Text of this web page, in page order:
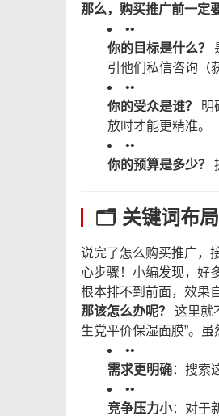
那么，购买推广前一定
••
你的目标是什么？
引他们私信咨询（
••
你的受众是谁？
放时才能更精准。
••
你的预算是多少？
🗂️ 关键词布局
说完了怎么购买推广
心步骤！小编发现，好
根本排不到前面，效果
那该怎么办呢？
这里
生党平价保湿面膜”。
••
需求更明确：搜索
••
竞争压力小：对于